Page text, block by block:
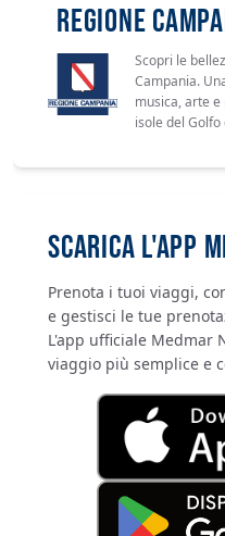
REGIONE
Scopri le
Campania.
musica, arte
isole del Golfo
SCARICA L'APP
Prenota i tuoi viaggi,
e gestisci le tue
L'app ufficiale Medmar
viaggio più semplice e